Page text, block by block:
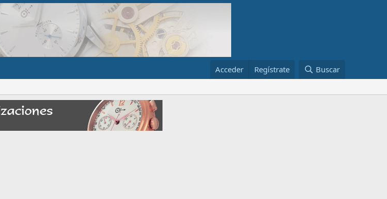
Acceder Regístrate Buscar